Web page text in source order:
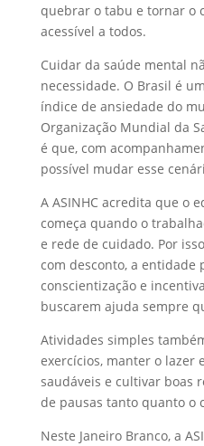
quebrar o tabu e tornar o
acessível a todos.
Cuidar da saúde mental
necessidade. O Brasil é
índice de ansiedade do
Organização Mundial da
é que, com
possível mudar esse
A ASINHC acredita que o
começa quando o
e rede de cuidado. Por
com desconto, a entidade
conscientização e
buscarem ajuda sempre
Atividades simples
exercícios, manter o lazer
saudáveis e cultivar boas
de pausas tanto quanto o
Neste Janeiro Branco, a